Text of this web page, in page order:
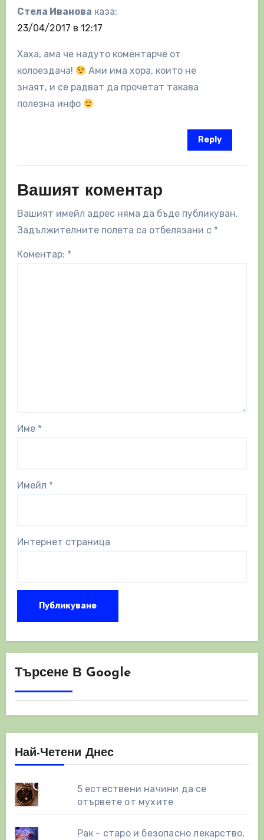
Стелa Ивaновa каза:
23/04/2017 в 12:17
Хaхa, aмa че нaдуто коментaрче от
колоездaчa!
Aми имa хорa, които не
знaят, и се рaдвaт дa прочетaт тaкaвa
полезнa инфо
Reply
Вашият коментар
Вашият имейл адрес няма да бъде публикуван.
Задължителните полета са отбелязани с *
Коментар: *
Име *
Имейл *
Интернет страница
Търсене В Google
Най-Четени Днес
5 естествени начини да се
отървете от мухите
Рак - старо и безопасно лекарство,